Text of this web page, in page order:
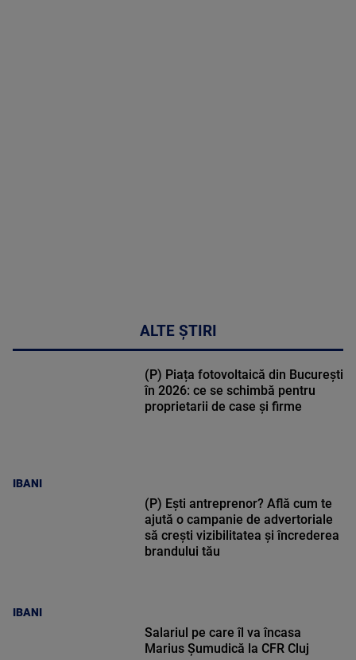
ALTE ȘTIRI
IBANI
(P) Piața fotovoltaică din București
în 2026: ce se schimbă pentru
proprietarii de case și firme
IBANI
(P) Ești antreprenor? Află cum te
ajută o campanie de advertoriale
să crești vizibilitatea și încrederea
brandului tău
Salariul pe care îl va încasa
Marius Șumudică la CFR Cluj